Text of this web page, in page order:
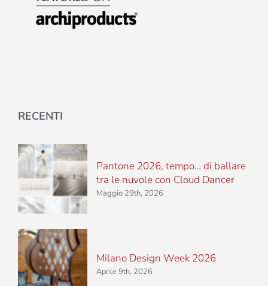
RECENTI
Pantone 2026, tempo… di ballare
tra le nuvole con Cloud Dancer
Maggio 29th, 2026
Milano Design Week 2026
Aprile 9th, 2026